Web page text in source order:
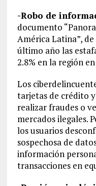
-Robo de
documento
América Latina”,
último año las
2.8% en la región
Los
tarjetas de crédito
realizar fraudes o
mercados ilegales.
los usuarios
sospechosa de
información
transacciones en